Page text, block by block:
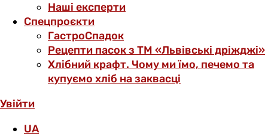
Наші експерти
Спецпроєкти
ГастроСпадок
Рецепти пасок з ТМ «Львівські дріжджі»
Хлібний крафт. Чому ми їмо, печемо та
купуємо хліб на заквасці
Увійти
UA